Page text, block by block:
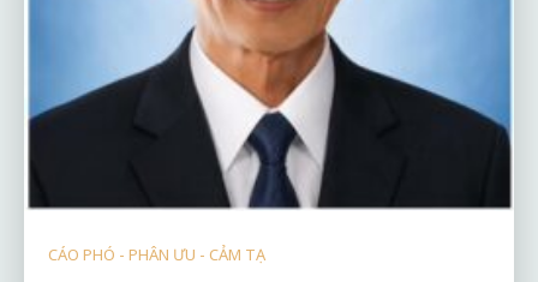
CÁO PHÓ - PHÂN ƯU - CẢM TẠ